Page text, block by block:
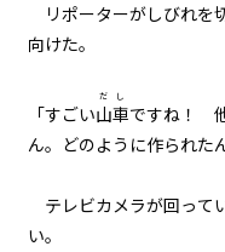
リポーターがしびれを
向けた。
「すごい山車
だし
ですね！
ん。どのように作られた
テレビカメラが回って
い。